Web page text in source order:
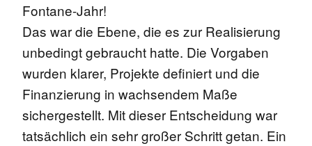
Fontane-Jahr!
Das war die Ebene, die es zur Realisierung
unbedingt gebraucht hatte. Die Vorgaben
wurden klarer, Projekte definiert und die
Finanzierung in wachsendem Maße
sichergestellt. Mit dieser Entscheidung war
tatsächlich ein sehr großer Schritt getan. Ein